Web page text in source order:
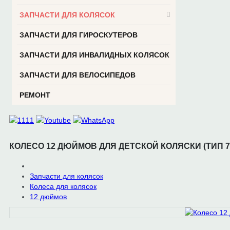
ЗАПЧАСТИ ДЛЯ КОЛЯСОК
ЗАПЧАСТИ ДЛЯ ГИРОСКУТЕРОВ
ЗАПЧАСТИ ДЛЯ ИНВАЛИДНЫХ КОЛЯСОК
ЗАПЧАСТИ ДЛЯ ВЕЛОСИПЕДОВ
РЕМОНТ
КОЛЕСО 12 ДЮЙМОВ ДЛЯ ДЕТСКОЙ КОЛЯСКИ (ТИП
Запчасти для колясок
Колеса для колясок
12 дюймов